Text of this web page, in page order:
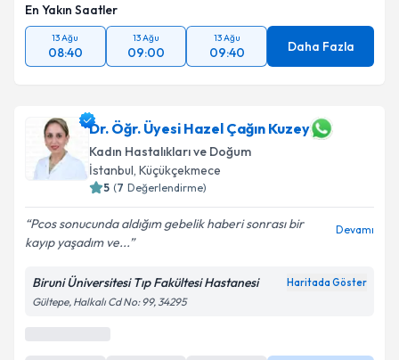
En Yakın Saatler
13 Ağu
08:40
13 Ağu
09:00
13 Ağu
09:40 Daha Fazla
Dr. Öğr. Üyesi Hazel Çağın Kuzey
Kadın Hastalıkları ve Doğum
İstanbul, Küçükçekmece
5 (7 Değerlendirme)
Pcos sonucunda aldığım gebelik haberi sonrası bir
kayıp yaşadım ve...
Devamı
Biruni Üniversitesi Tıp Fakültesi Hastanesi Haritada Göster
Gültepe, Halkalı Cd No: 99, 34295